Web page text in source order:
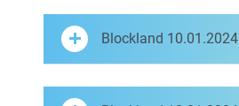
Blockland 10.01.2024